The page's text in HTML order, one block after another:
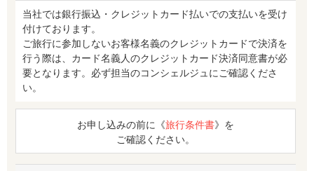
当社では銀行振込・クレジットカード払いでの支払いを受け
付けております。
ご旅行に参加しないお客様名義のクレジットカードで決済を
行う際は、カード名義人のクレジットカード決済同意書が必
要となります。必ず担当のコンシェルジュにご確認くださ
い。
お申し込みの前に《旅行条件書》を
ご確認ください。